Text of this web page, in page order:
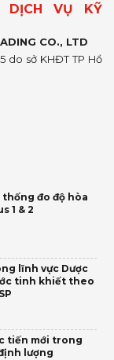
DỊCH VỤ KỸ
CO., LTD
do sở KHĐT TP Hồ
đo độ hòa
1 & 2
lĩnh vực Dược
tinh khiết theo
tiến mới trong
lượng